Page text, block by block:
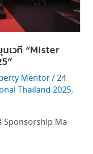
เวที “Mister
Mentor/24
Thailand 2025,
Sponsorship Ma